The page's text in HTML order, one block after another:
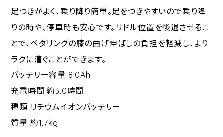
足つきがよく、乗り降り簡単。足をつきやすいので乗り降
りの時や、停車時も安心です。サドル位置を後退させるこ
とで、ペダリングの膝の曲げ伸ばしの負担を軽減し、より
ラクに漕ぐことができます。
バッテリー容量 8.0Ah
充電時間 約3.0時間
種類 リチウムイオンバッテリー
質量 約1.7kg